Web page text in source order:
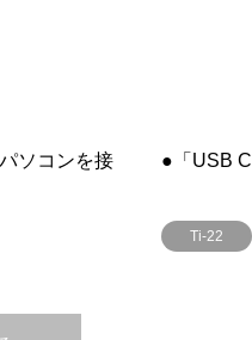
ソコンを接
●「USB
Ti-22